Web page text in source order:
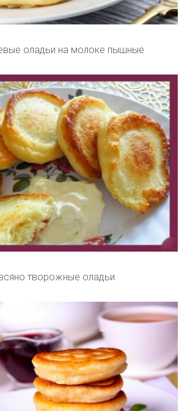
оладьи на молоке пышные
творожные оладьи